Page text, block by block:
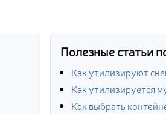
Полезные статьи
Как утилизируют
Как утилизируется
Как выбрать